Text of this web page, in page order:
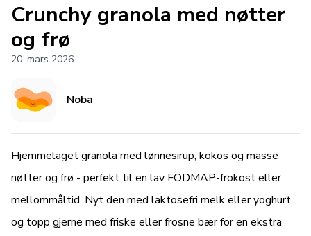
Crunchy granola med nøtter
og frø
20. mars 2026
Noba
Hjemmelaget granola med lønnesirup, kokos og masse
nøtter og frø - perfekt til en lav FODMAP-frokost eller
mellommåltid. Nyt den med laktosefri melk eller yoghurt,
og topp gjerne med friske eller frosne bær for en ekstra